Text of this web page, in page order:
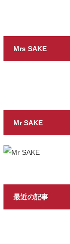
Mrs SAKE
Mr SAKE
最近の記事